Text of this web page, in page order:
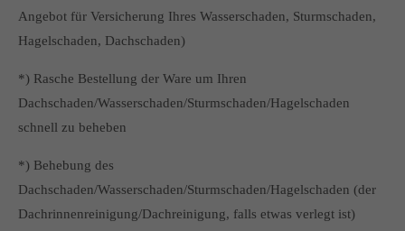
Angebot für Versicherung Ihres Wasserschaden, Sturmschaden,
Hagelschaden, Dachschaden)
*) Rasche Bestellung der Ware um Ihren
Dachschaden/Wasserschaden/Sturmschaden/Hagelschaden
schnell zu beheben
*) Behebung des
Dachschaden/Wasserschaden/Sturmschaden/Hagelschaden (der
Dachrinnenreinigung/Dachreinigung, falls etwas verlegt ist)